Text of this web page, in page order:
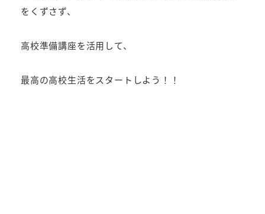
をくずさず、
高校準備講座を活用して、
最高の高校生活をスタートしよう！！